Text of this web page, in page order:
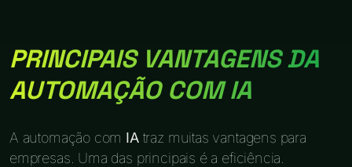
PRINCIPAIS VANTAGENS DA
AUTOMAÇÃO COM IA
A automação com IAtraz muitas vantagens para
empresas. Uma das principais é a eficiência.